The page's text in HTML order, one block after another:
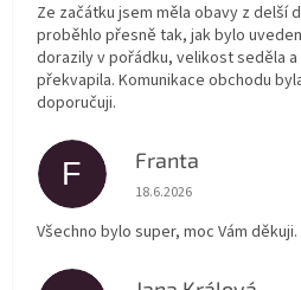
Ze začátku jsem měla obavy z delší
proběhlo přesně tak, jak bylo
dorazily v pořádku, velikost seděla
překvapila. Komunikace obchodu
doporučuji.
F Franta
Hodnocení obchodu je
18.6.2026
Všechno bylo super, moc Vám děkuji.